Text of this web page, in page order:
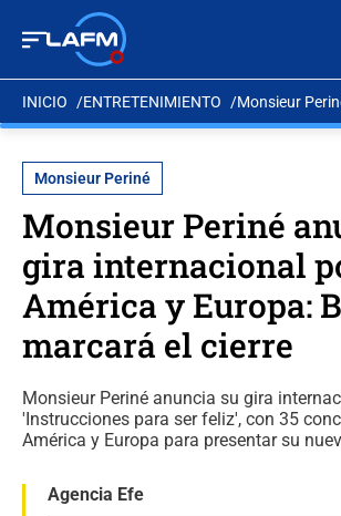
INICIO ENTRETENIMIENTO Monsieur
Monsieur Periné
Monsieur Periné
gira internacional
América y Europa:
marcará el cierre
Monsieur Periné anuncia su gira
'Instrucciones para ser feliz', con 35
América y Europa para presentar su
Agencia Efe